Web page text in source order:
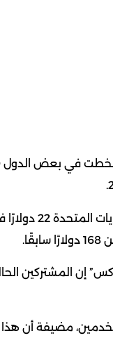
21 ديسمبر الجاري، وقالت
مضيفة أن هذا